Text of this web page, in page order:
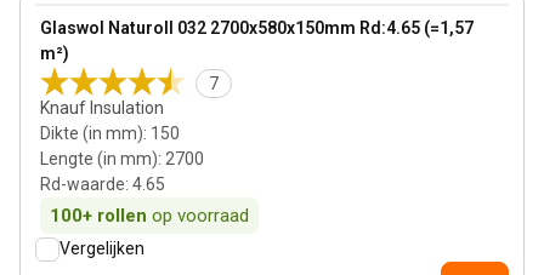
Glaswol Naturoll 032 2700x580x150mm Rd:4.65 (=1,57
m²)
7
Knauf Insulation
Dikte (in mm): 150
Lengte (in mm): 2700
Rd-waarde: 4.65
100+ rollen op voorraad
View product
Vergelijken